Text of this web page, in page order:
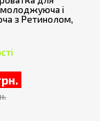
і
з Ретинолом,